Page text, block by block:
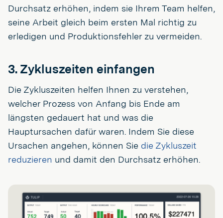
Durchsatz erhöhen, indem sie Ihrem Team helfen,
seine Arbeit gleich beim ersten Mal richtig zu
erledigen und Produktionsfehler zu vermeiden.
3. Zykluszeiten einfangen
Die Zykluszeiten helfen Ihnen zu verstehen,
welcher Prozess von Anfang bis Ende am
längsten gedauert hat und was die
Hauptursachen dafür waren. Indem Sie diese
Ursachen angehen, können Sie die Zykluszeit
reduzieren und damit den Durchsatz erhöhen.